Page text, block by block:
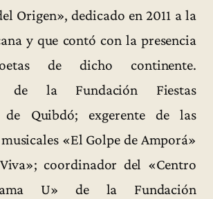
Origen», dedicado en 2011 a la
y que contó con la presencia
de dicho continente.
de la Fundación Fiestas
de Quibdó; exgerente de las
«El Golpe de Amporá»
coordinador del «Centro
U» de la Fundación